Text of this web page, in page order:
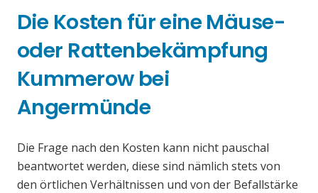
Die Kosten für eine Mäuse-
oder Rattenbekämpfung
Kummerow bei
Angermünde
Die Frage nach den Kosten kann nicht pauschal
beantwortet werden, diese sind nämlich stets von
den örtlichen Verhältnissen und von der Befallstärke